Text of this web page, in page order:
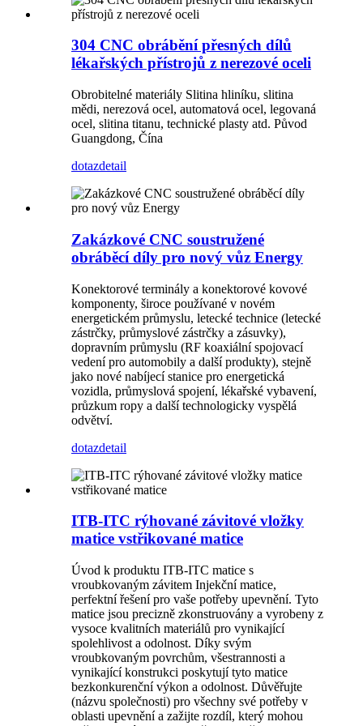
304 CNC obrábění přesných dílů
lékařských přístrojů z nerezové oceli
Obrobitelné materiály Slitina hliníku, slitina
mědi, nerezová ocel, automatová ocel, legovaná
ocel, slitina titanu, technické plasty atd. Původ
Guangdong, Čína
dotazdetail
Zakázkové CNC soustružené
obráběcí díly pro nový vůz Energy
Konektorové terminály a konektorové kovové
komponenty, široce používané v novém
energetickém průmyslu, letecké technice (letecké
zástrčky, průmyslové zástrčky a zásuvky),
dopravním průmyslu (RF koaxiální spojovací
vedení pro automobily a další produkty), stejně
jako nové nabíjecí stanice pro energetická
vozidla, průmyslová spojení, lékařské vybavení,
průzkum ropy a další technologicky vyspělá
odvětví.
dotazdetail
ITB-ITC rýhované závitové vložky
matice vstřikované matice
Úvod k produktu ITB-ITC matice s
vroubkovaným závitem Injekční matice,
perfektní řešení pro vaše potřeby upevnění. Tyto
matice jsou precizně zkonstruovány a vyrobeny z
vysoce kvalitních materiálů pro vynikající
spolehlivost a odolnost. Díky svým
vroubkovaným povrchům, všestrannosti a
vynikající konstrukci poskytují tyto matice
bezkonkurenční výkon a odolnost. Důvěřujte
(názvu společnosti) pro všechny své potřeby v
oblasti upevnění a zažijte rozdíl, který mohou